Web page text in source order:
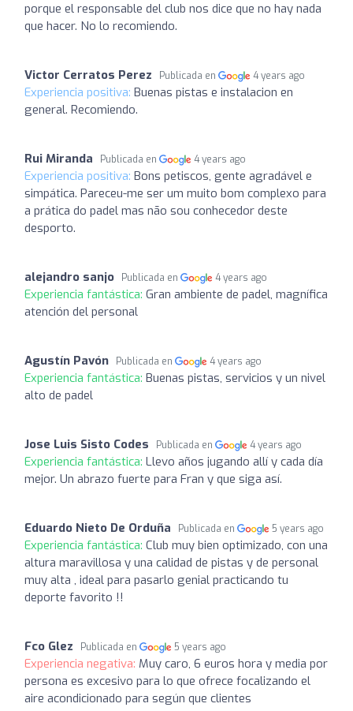
porque el responsable del club nos dice que no hay nada
que hacer. No lo recomiendo.
Victor Cerratos Perez Publicada en 4 years ago
Experiencia positiva: Buenas pistas e instalacion en
general. Recomiendo.
Rui Miranda Publicada en 4 years ago
Experiencia positiva: Bons petiscos, gente agradável e
simpática. Pareceu-me ser um muito bom complexo para
a prática do padel mas não sou conhecedor deste
desporto.
alejandro sanjo Publicada en 4 years ago
Experiencia fantástica: Gran ambiente de padel, magnífica
atención del personal
Agustín Pavón Publicada en 4 years ago
Experiencia fantástica: Buenas pistas, servicios y un nivel
alto de padel
Jose Luis Sisto Codes Publicada en 4 years ago
Experiencia fantástica: Llevo años jugando allí y cada día
mejor. Un abrazo fuerte para Fran y que siga así.
Eduardo Nieto De Orduña Publicada en 5 years ago
Experiencia fantástica: Club muy bien optimizado, con una
altura maravillosa y una calidad de pistas y de personal
muy alta , ideal para pasarlo genial practicando tu
deporte favorito !!
Fco Glez Publicada en 5 years ago
Experiencia negativa: Muy caro, 6 euros hora y media por
persona es excesivo para lo que ofrece focalizando el
aire acondicionado para según que clientes